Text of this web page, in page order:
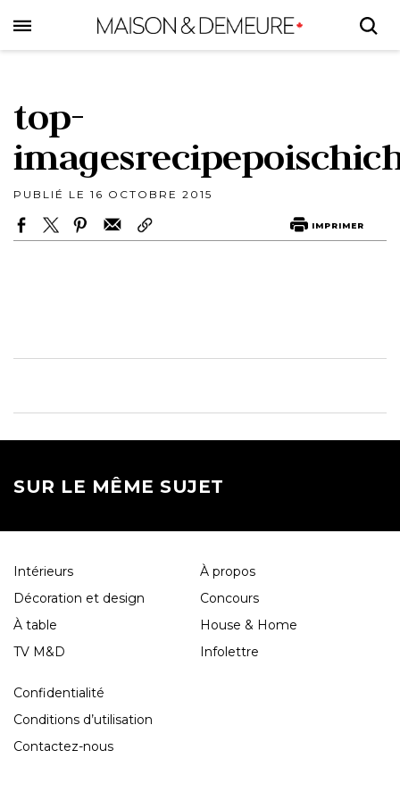
to
main
top-
PUBLIÉ LE 16 OCTOBRE 2015
IMPRIMER
SUR LE MÊME SUJET
Intérieurs
Décoration et design
À table
TV M&D
À propos
Concours
House & Home
Infolettre
Confidentialité
Conditions d’utilisation
Contactez-nous